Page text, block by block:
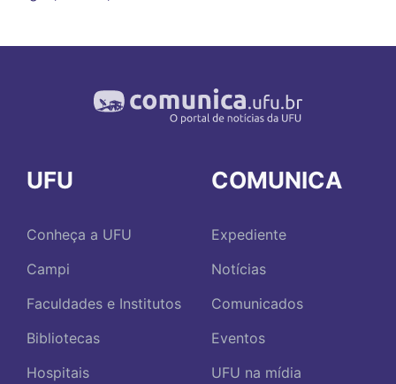
UFU
Conheça a UFU
Campi
Faculdades e Institutos
Bibliotecas
Hospitais
COMUNICA
Expediente
Notícias
Comunicados
Eventos
UFU na mídia